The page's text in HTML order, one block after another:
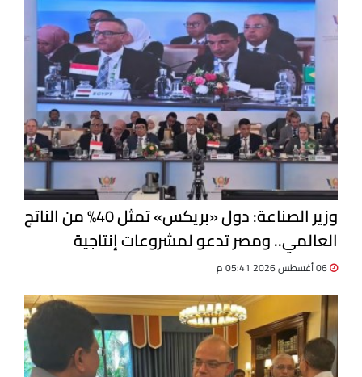
وزير الصناعة: دول «بريكس» تمثل 40% من الناتج
العالمي.. ومصر تدعو لمشروعات إنتاجية
مشتركة